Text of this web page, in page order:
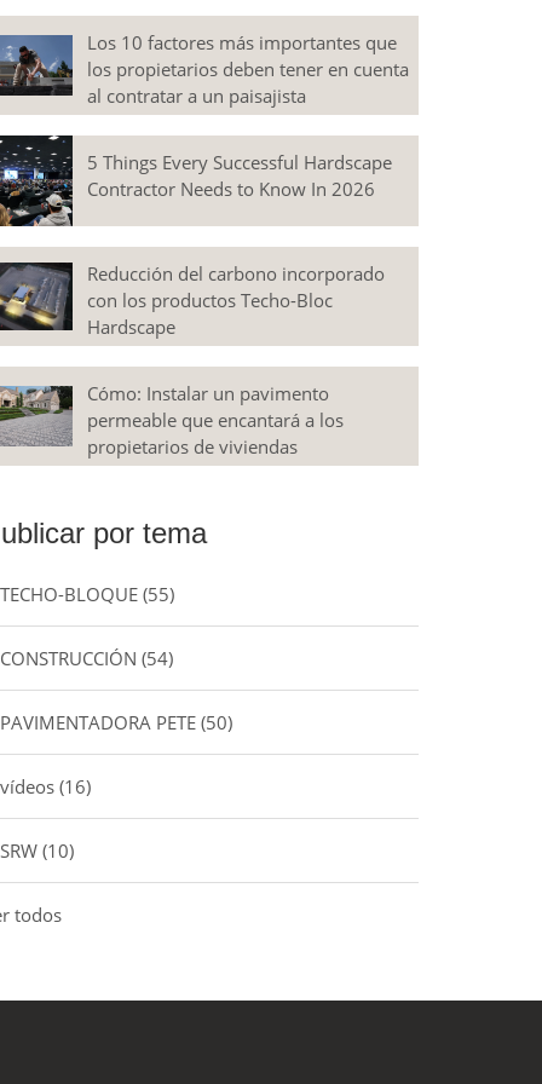
Los 10 factores más importantes que
los propietarios deben tener en cuenta
al contratar a un paisajista
5 Things Every Successful Hardscape
Contractor Needs to Know In 2026
Reducción del carbono incorporado
con los productos Techo-Bloc
Hardscape
Cómo: Instalar un pavimento
permeable que encantará a los
propietarios de viviendas
por tema
TECHO-BLOQUE(55)
CONSTRUCCIÓN(54)
PAVIMENTADORA PETE(50)
vídeos(16)
SRW(10)
todos